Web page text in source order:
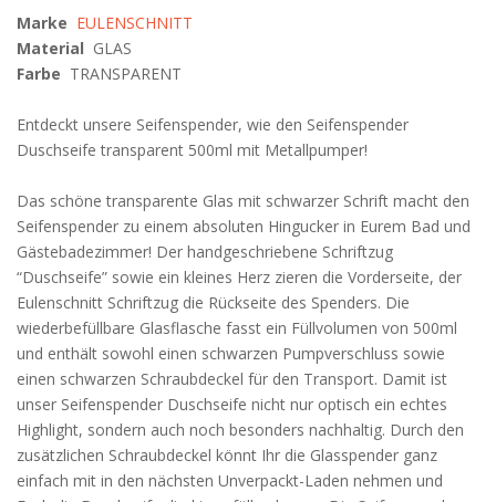
Marke EULENSCHNITT
Material GLAS
Farbe TRANSPARENT
Entdeckt unsere Seifenspender, wie den Seifenspender
Duschseife transparent 500ml mit Metallpumper!
Das schöne transparente Glas mit schwarzer Schrift macht den
Seifenspender zu einem absoluten Hingucker in Eurem Bad und
Gästebadezimmer! Der handgeschriebene Schriftzug
“Duschseife” sowie ein kleines Herz zieren die Vorderseite, der
Eulenschnitt Schriftzug die Rückseite des Spenders. Die
wiederbefüllbare Glasflasche fasst ein Füllvolumen von 500ml
und enthält sowohl einen schwarzen Pumpverschluss sowie
einen schwarzen Schraubdeckel für den Transport. Damit ist
unser Seifenspender Duschseife nicht nur optisch ein echtes
Highlight, sondern auch noch besonders nachhaltig. Durch den
zusätzlichen Schraubdeckel könnt Ihr die Glasspender ganz
einfach mit in den nächsten Unverpackt-Laden nehmen und